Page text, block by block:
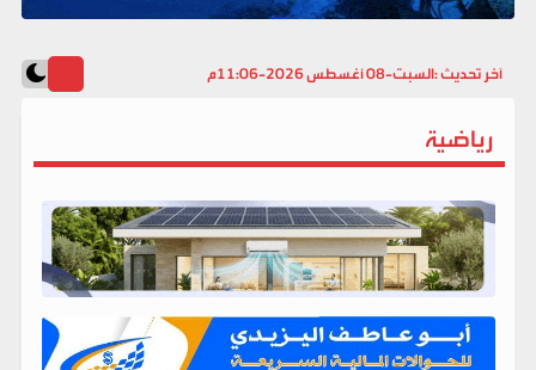
آخر تحديث :السبت-08 أغسطس 2026-11:06م
رياضية